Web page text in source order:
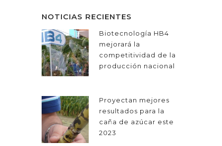
NOTICIAS RECIENTES
Biotecnología HB4
mejorará la
competitividad de la
producción nacional
Proyectan mejores
resultados para la
caña de azúcar este
2023